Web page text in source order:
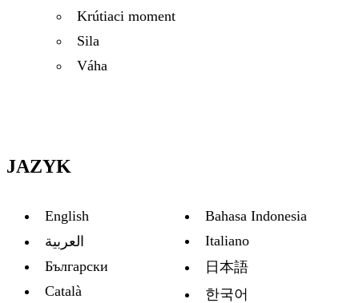
Krútiaci moment
Sila
Váha
JAZYK
English
العربية
Български
Català
Bahasa Indonesia
Italiano
日本語
한국어